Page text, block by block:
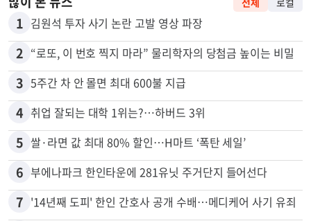
1 김원석 투자 사기 논란 고발 영상 파장
2 “로또, 이 번호 찍지 마라” 물리학자의 당첨금 높이는 비밀
3 5주간 차 안 몰면 최대 600불 지급
4 취업 잘되는 대학 1위는?…하버드 3위
5 쌀·라면 값 최대 80% 할인…H마트 ‘폭탄 세일’
6 부에나파크 한인타운에 281유닛 주거단지 들어선다
7 '14년째 도피' 한인 간호사 공개 수배…메디케어 사기 유죄